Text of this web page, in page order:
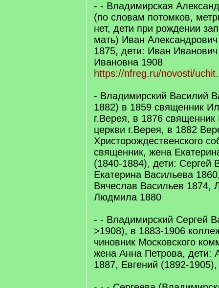
- - Владимирская
(по словам потомков,
нет, дети при рождении
мать) Иван
1875, дети: Иван
Ивановна 1908
https://nfreg.ru/novosti/
- Владимирский Василий
1882) в 1859 священник
г.Верея, в 1876 священник
церкви г.Верея, в 1882
Христорождественского
священник, жена
(1840-1884), дети: Сергей
Екатерина Васильева
Вячеслав Васильев 1874,
Людмила 1880
- - Владимирский Сергей
>1908), в 1883-1906
чиновник Московского
жена Анна Петрова, дети:
1887, Евгений (1892-